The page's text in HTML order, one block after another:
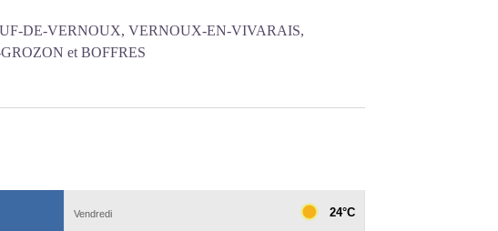
DE-VERNOUX, VERNOUX-EN-VIVARAIS,
et BOFFRES